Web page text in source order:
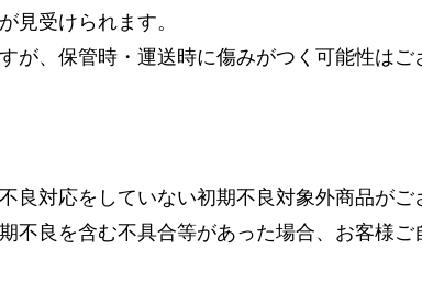
見受けられます。
が、保管時・運送時に傷みがつく可能性はご
良対応をしていない初期不良対象外商品がご
不良を含む不具合等があった場合、お客様